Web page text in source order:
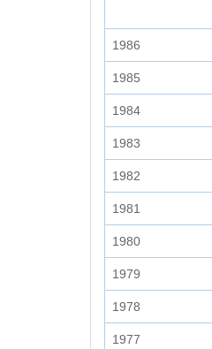
1986
1985
1984
1983
1982
1981
1980
1979
1978
1977